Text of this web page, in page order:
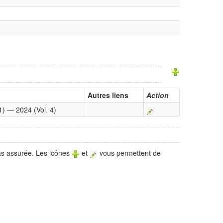
Autres liens
Action
— 2024 (Vol. 4)
assurée. Les icônes et
vous permettent de